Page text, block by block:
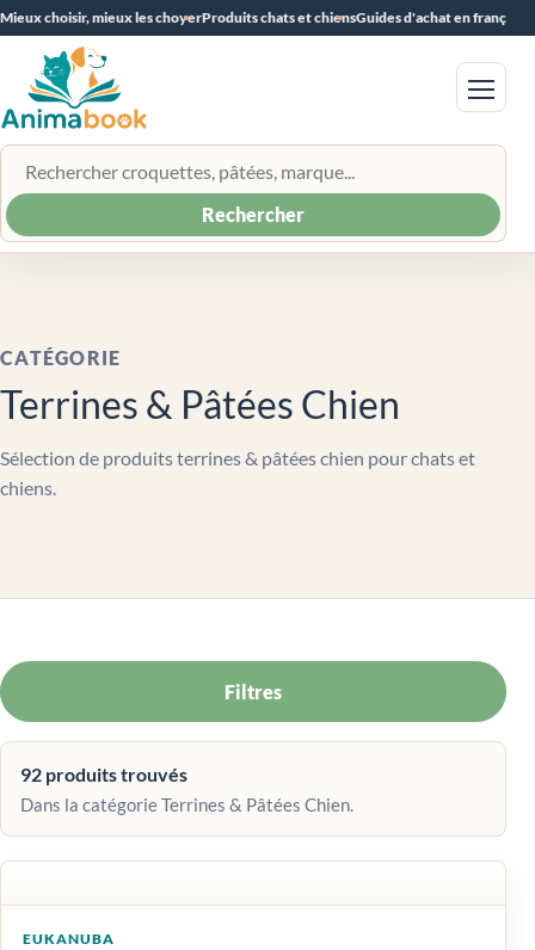
Mieux choisir, mieux les choyerProduits chats et chiensGuides d'achat en français
Rechercher un produit
Rechercher
Menu
CATÉGORIE
Terrines & Pâtées Chien
Sélection de produits terrines & pâtées chien pour chats et
chiens.
Filtres
92 produits trouvés
Dans la catégorie Terrines & Pâtées Chien.
EUKANUBA